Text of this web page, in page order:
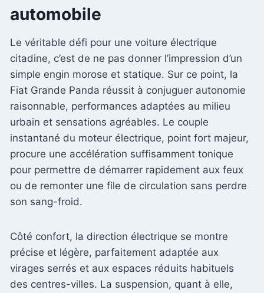
automobile
Le véritable défi pour une voiture électrique
citadine, c’est de ne pas donner l’impression d’un
simple engin morose et statique. Sur ce point, la
Fiat Grande Panda réussit à conjuguer autonomie
raisonnable, performances adaptées au milieu
urbain et sensations agréables. Le couple
instantané du moteur électrique, point fort majeur,
procure une accélération suffisamment tonique
pour permettre de démarrer rapidement aux feux
ou de remonter une file de circulation sans perdre
son sang-froid.
Côté confort, la direction électrique se montre
précise et légère, parfaitement adaptée aux
virages serrés et aux espaces réduits habituels
des centres-villes. La suspension, quant à elle,